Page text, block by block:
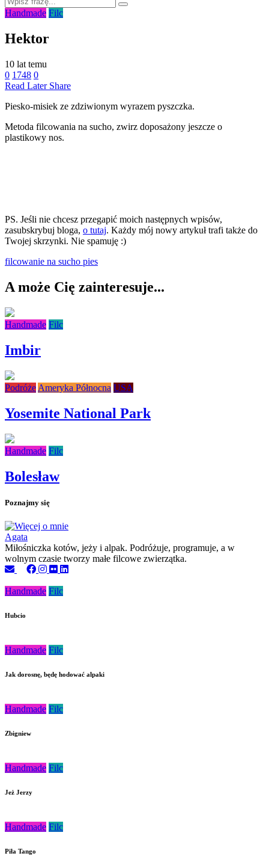
Handmade Filc
Hektor
10 lat temu
0 1748 0
Read Later Share
Piesko-misiek ze zdziwionym wyrazem pyszczka.
Metoda filcowania na sucho, zwirz doposażony jeszcze o
plastikowy nos.
PS. Jeśli nie chcesz przegapić moich następnych wpisów,
zasubskrybuj bloga, o tutaj. Każdy mój nowy artykuł trafi także do
Twojej skrzynki. Nie spamuję :)
filcowanie na sucho pies
A może Cię zainteresuje...
Handmade Filc
Imbir
Podróże Ameryka Północna USA
Yosemite National Park
Handmade Filc
Bolesław
Poznajmy się
Agata
Miłośniczka kotów, jeży i alpak. Podróżuje, programuje, a w
wolnym czasie tworzy małe filcowe zwierzątka.
Handmade Filc
Hubcio
Handmade Filc
Jak dorosnę, będę hodować alpaki
Handmade Filc
Zbigniew
Handmade Filc
Jeż Jerzy
Handmade Filc
Piła Tango